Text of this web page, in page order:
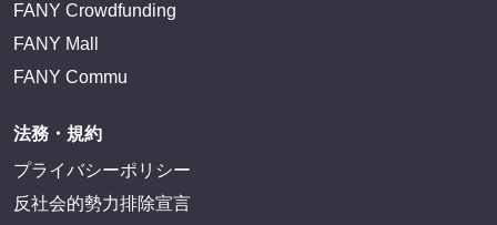
FANY Crowdfunding
FANY Mall
FANY Commu
法務・規約
プライバシーポリシー
反社会的勢力排除宣言